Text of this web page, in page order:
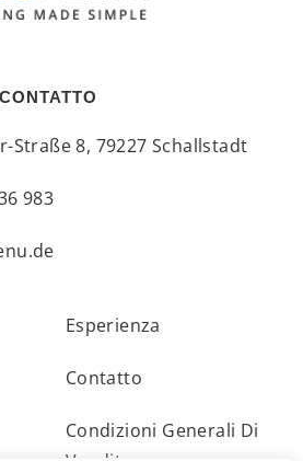
Straße 8, 79227 Schallstadt
983
Esperienza
Contatto
Condizioni Generali Di